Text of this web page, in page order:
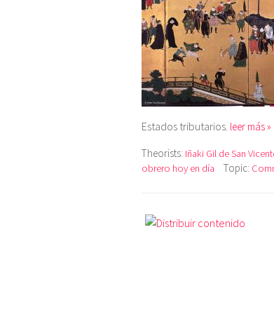
Estados tributarios. leer más »
Theorists: Iñaki Gil de San
obrero hoy en día
Topic: